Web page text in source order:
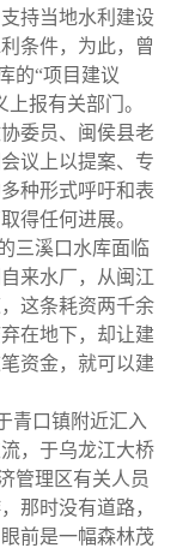
持当地水利建设
条件，为此，曾
的“项目建议
报有关部门。
委员、闽侯县老
议上以提案、专
种形式呼吁和表
得任何进展。
三溪口水库面临
来水厂，从闽江
这条耗资两千余
在地下，却让建
资金，就可以建
青口镇附近汇入
，于乌龙江大桥
管理区有关人员
那时没有道路，
前是一幅森林茂